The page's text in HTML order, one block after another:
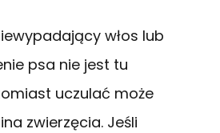
włos lub
psa nie jest tu
uczulać może
zwierzęcia. Jeśli